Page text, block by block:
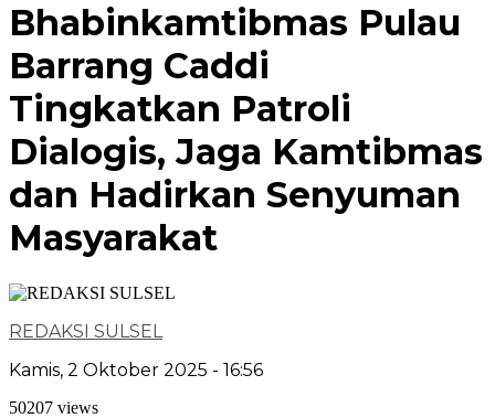
Bhabinkamtibmas Pulau
Barrang Caddi
Tingkatkan Patroli
Dialogis, Jaga Kamtibmas
dan Hadirkan Senyuman
Masyarakat
REDAKSI SULSEL
Kamis, 2 Oktober 2025 - 16:56
50207 views